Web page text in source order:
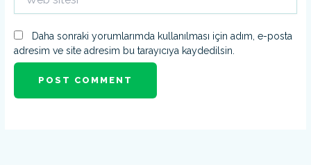
sitesi
Daha sonraki yorumlarımda kullanılması için adım, e-posta
adresim ve site adresim bu tarayıcıya kaydedilsin.